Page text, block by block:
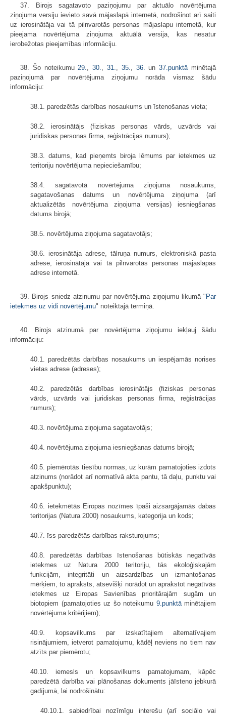
37. Birojs sagatavoto paziņojumu par aktuālo novērtējuma
ziņojuma versiju ievieto savā mājaslapā internetā, nodrošinot arī saiti
uz ierosinātāja vai tā pilnvarotās personas mājaslapu internetā, kur
pieejama novērtējuma ziņojuma aktuālā versija, kas nesatur
ierobežotas pieejamības informāciju.
38. Šo noteikumu29.,30.,31., 35., 36.un37.punktāminētajā
paziņojumā par novērtējuma ziņojumu norāda vismaz šādu
informāciju:
38.1. paredzētās darbības nosaukums un īstenošanas vieta;
38.2. ierosinātājs (fiziskas personas vārds, uzvārds vai
juridiskas personas firma, reģistrācijas numurs);
38.3. datums, kad pieņemts biroja lēmums par ietekmes uz
teritoriju novērtējuma nepieciešamību;
38.4. sagatavotā novērtējuma ziņojuma nosaukums,
sagatavošanas datums un novērtējuma ziņojuma (arī
aktualizētās novērtējuma ziņojuma versijas) iesniegšanas
datums birojā;
38.5. novērtējuma ziņojuma sagatavotājs;
38.6. ierosinātāja adrese, tālruņa numurs, elektroniskā pasta
adrese, ierosinātāja vai tā pilnvarotās personas mājaslapas
adrese internetā.
39. Birojs sniedz atzinumu par novērtējuma ziņojumu likumā " Par
ietekmes uz vidi novērtējumu" noteiktajā termiņā.
40. Birojs atzinumā par novērtējuma ziņojumu iekļauj šādu
informāciju:
40.1. paredzētās darbības nosaukums un iespējamās norises
vietas adrese (adreses);
40.2. paredzētās darbības ierosinātājs (fiziskas personas
vārds, uzvārds vai juridiskas personas firma, reģistrācijas
numurs);
40.3. novērtējuma ziņojuma sagatavotājs;
40.4. novērtējuma ziņojuma iesniegšanas datums birojā;
40.5. piemērotās tiesību normas, uz kurām pamatojoties izdots
atzinums (norādot arī normatīvā akta pantu, tā daļu, punktu vai
apakšpunktu);
40.6. ietekmētās Eiropas nozīmes īpaši aizsargājamās dabas
teritorijas (Natura 2000) nosaukums, kategorija un kods;
40.7. īss paredzētās darbības raksturojums;
40.8. paredzētās darbības īstenošanas būtiskās negatīvās
ietekmes uz Natura 2000 teritoriju, tās ekoloģiskajām
funkcijām, integritāti un aizsardzības un izmantošanas
mērķiem, to apraksts, atsevišķi norādot un aprakstot negatīvās
ietekmes uz Eiropas Savienības prioritārajām sugām un
biotopiem (pamatojoties uz šo noteikumu 9.punktāminētajiem
novērtējuma kritērijiem);
40.9. kopsavilkums par izskatītajiem alternatīvajiem
risinājumiem, ietverot pamatojumu, kādēļ neviens no tiem nav
atzīts par piemērotu;
40.10. iemesls un kopsavilkums pamatojumam, kāpēc
paredzētā darbība vai plānošanas dokuments jāīsteno jebkurā
gadījumā, lai nodrošinātu:
40.10.1. sabiedrībai nozīmīgu interešu (arī sociālo vai